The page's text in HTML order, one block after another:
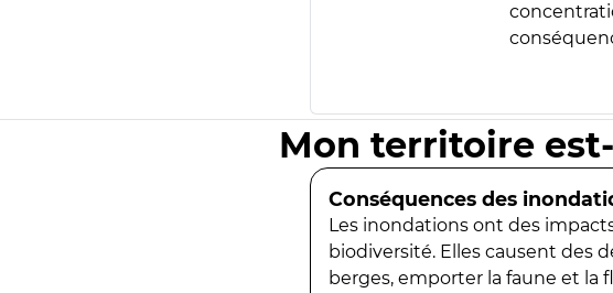
Mon territoire
Conséquences des
Les inondations ont des
biodiversité. Elles causent des
berges, emporter la faune et la